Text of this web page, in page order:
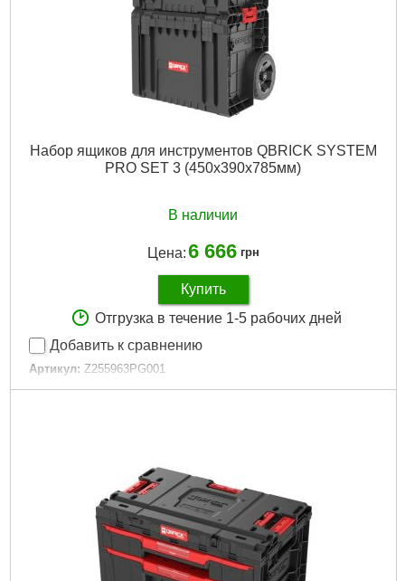
4,000 г
Подробнее...
Набор ящиков для инструментов QBRICK SYSTEM
PRO SET 3 (450x390x785мм)
В наличии
Цена:6 666 грн
Купить
Отгрузка в течение 1-5 рабочих дней
Добавить к сравнению
Артикул: Z255963PG001
Код товара: 27.49.12
Пластиковые
Наличие колес: Да
Габариты упаковки: 800x450x390 мм
5,000 г
Подробнее...